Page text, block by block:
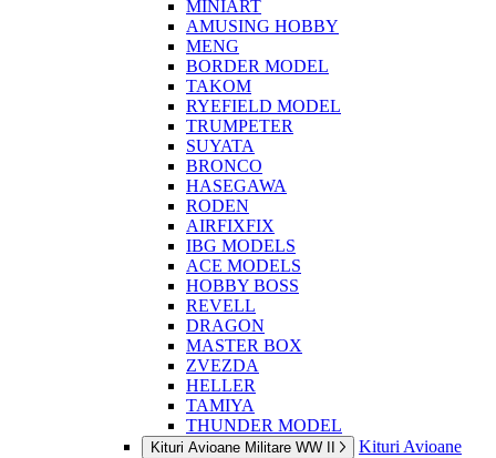
MINIART
AMUSING HOBBY
MENG
BORDER MODEL
TAKOM
RYEFIELD MODEL
TRUMPETER
SUYATA
BRONCO
HASEGAWA
RODEN
AIRFIXFIX
IBG MODELS
ACE MODELS
HOBBY BOSS
REVELL
DRAGON
MASTER BOX
ZVEZDA
HELLER
TAMIYA
THUNDER MODEL
Kituri Avioane Militare WW II
Kituri Avioane